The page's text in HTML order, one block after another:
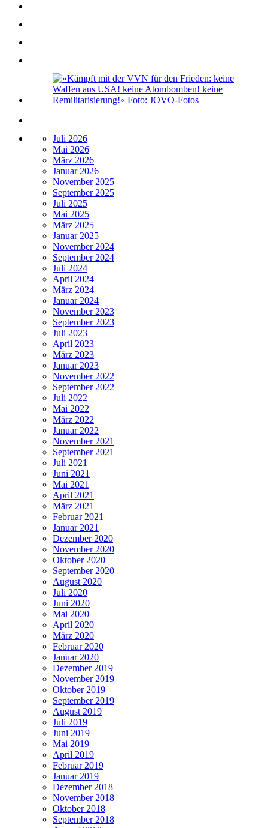
Juli 2026
Mai 2026
März 2026
Januar 2026
November 2025
September 2025
Juli 2025
Mai 2025
März 2025
Januar 2025
November 2024
September 2024
Juli 2024
April 2024
März 2024
Januar 2024
November 2023
September 2023
Juli 2023
April 2023
März 2023
Januar 2023
November 2022
September 2022
Juli 2022
Mai 2022
März 2022
Januar 2022
November 2021
September 2021
Juli 2021
Juni 2021
Mai 2021
April 2021
März 2021
Februar 2021
Januar 2021
Dezember 2020
November 2020
Oktober 2020
September 2020
August 2020
Juli 2020
Juni 2020
Mai 2020
April 2020
März 2020
Februar 2020
Januar 2020
Dezember 2019
November 2019
Oktober 2019
September 2019
August 2019
Juli 2019
Juni 2019
Mai 2019
April 2019
Februar 2019
Januar 2019
Dezember 2018
November 2018
Oktober 2018
September 2018